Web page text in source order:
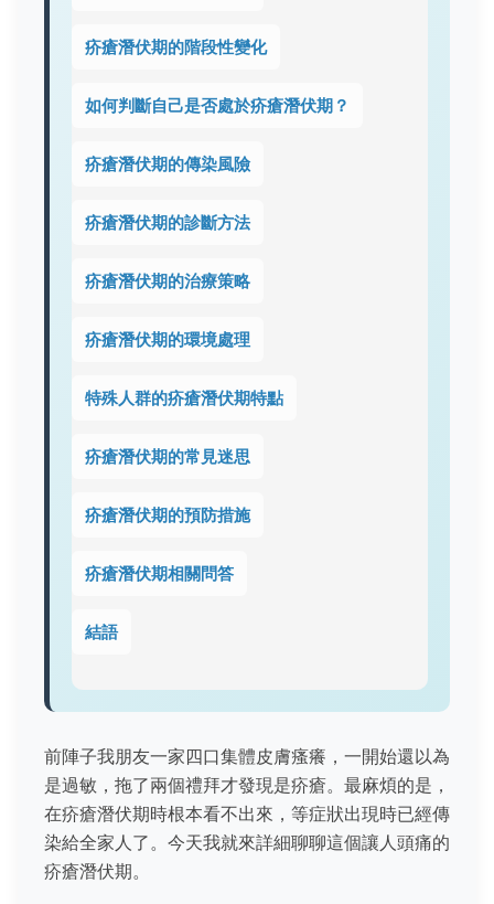
疥瘡潛伏期的階段性變化
如何判斷自己是否處於疥瘡潛伏期？
疥瘡潛伏期的傳染風險
疥瘡潛伏期的診斷方法
疥瘡潛伏期的治療策略
疥瘡潛伏期的環境處理
特殊人群的疥瘡潛伏期特點
疥瘡潛伏期的常見迷思
疥瘡潛伏期的預防措施
疥瘡潛伏期相關問答
結語
前陣子我朋友一家四口集體皮膚瘙癢，一開始還以為
是過敏，拖了兩個禮拜才發現是疥瘡。最麻煩的是，
在疥瘡潛伏期時根本看不出來，等症狀出現時已經傳
染給全家人了。今天我就來詳細聊聊這個讓人頭痛的
疥瘡潛伏期。